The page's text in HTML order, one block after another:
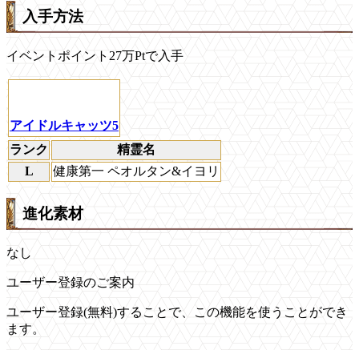
入手方法
イベントポイント27万Ptで入手
アイドルキャッツ5
ランク
精霊名
L
健康第一 ペオルタン&イヨリ
進化素材
なし
ユーザー登録のご案内
ユーザー登録(無料)することで、この機能を使うことができ
ます。